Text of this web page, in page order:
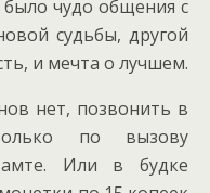
чудо общения с
судьбы, другой
и мечта о лучшем.
нет, позвонить в
по вызову
Или в будке